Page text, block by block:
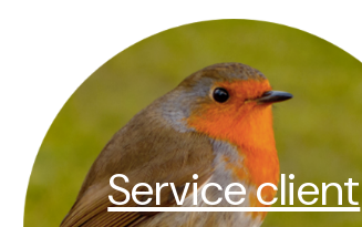
Service client